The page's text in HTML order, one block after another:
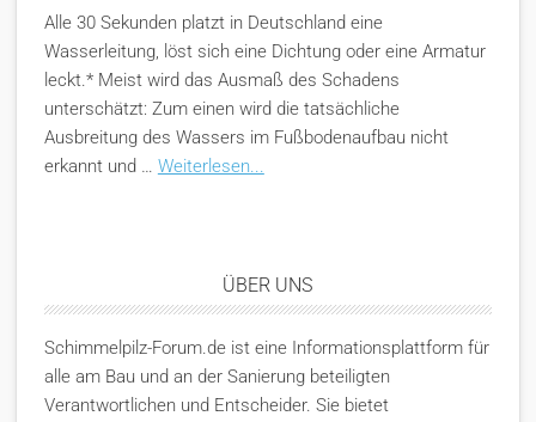
Alle 30 Sekunden platzt in Deutschland eine
Wasserleitung, löst sich eine Dichtung oder eine Armatur
leckt.* Meist wird das Ausmaß des Schadens
unterschätzt: Zum einen wird die tatsächliche
Ausbreitung des Wassers im Fußbodenaufbau nicht
erkannt und … Weiterlesen...
ÜBER UNS
Schimmelpilz-Forum.de ist eine Informationsplattform für
alle am Bau und an der Sanierung beteiligten
Verantwortlichen und Entscheider. Sie bietet